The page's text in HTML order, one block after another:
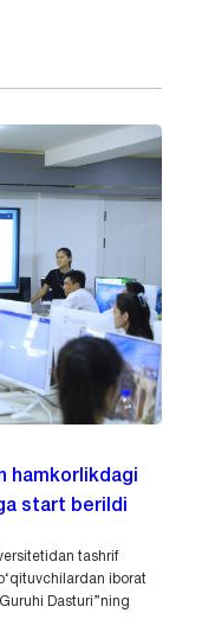
hamkorlikdagi
start berildi
tashrif
iborat
Dasturi”ning